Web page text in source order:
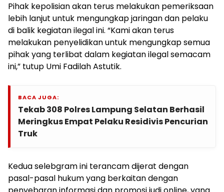
Pihak kepolisian akan terus melakukan pemeriksaan
lebih lanjut untuk mengungkap jaringan dan pelaku
di balik kegiatan ilegal ini. “Kami akan terus
melakukan penyelidikan untuk mengungkap semua
pihak yang terlibat dalam kegiatan ilegal semacam
ini,” tutup Umi Fadilah Astutik.
BACA JUGA:
Tekab 308 Polres Lampung Selatan Berhasil
Meringkus Empat Pelaku Residivis Pencurian
Truk
Kedua selebgram ini terancam dijerat dengan
pasal-pasal hukum yang berkaitan dengan